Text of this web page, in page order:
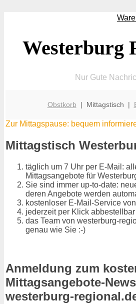
Westerburg
Nur Gute
Obstkorb | Mittagstisch |
Zur Mittagspause: bequem
Mittagstisch
täglich um 7 Uhr per E-Mail:
Mittagsangebote für
Sie sind immer up-to-date:
deren Angebote werden
kostenloser E-Mail-Service
jederzeit per Klick abbestellbar
das Team von westerburg-
genau wie Sie :-)
Anmeldung zum
Mittagsangebote-
westerburg-